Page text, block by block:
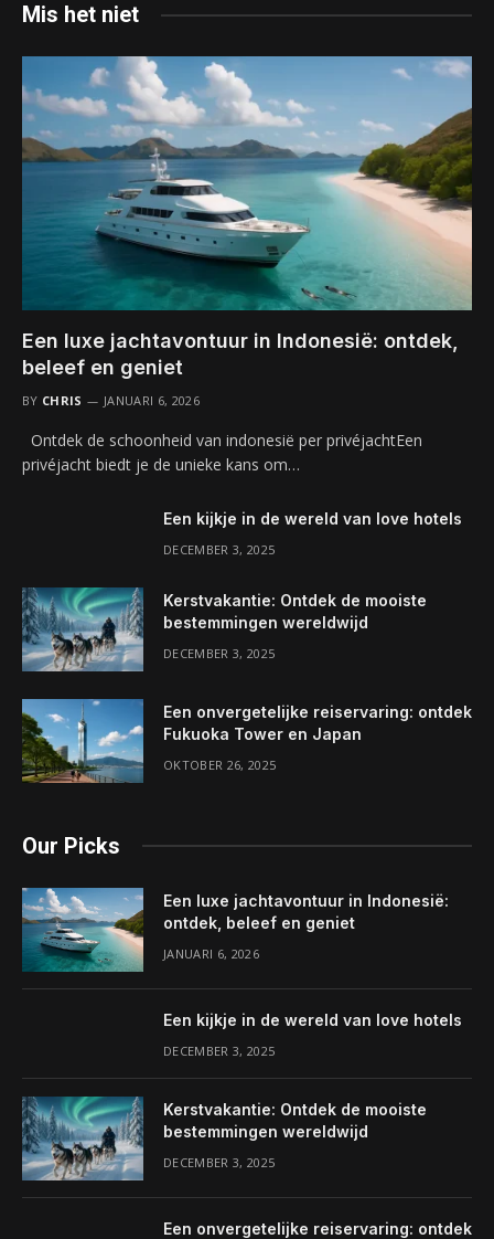
Mis het niet
Een luxe jachtavontuur in Indonesië: ontdek,
beleef en geniet
BY CHRIS JANUARI 6, 2026
Ontdek de schoonheid van indonesië per privéjachtEen
privéjacht biedt je de unieke kans om…
Een kijkje in de wereld van love hotels
DECEMBER 3, 2025
Kerstvakantie: Ontdek de mooiste
bestemmingen wereldwijd
DECEMBER 3, 2025
Een onvergetelijke reiservaring: ontdek
Fukuoka Tower en Japan
OKTOBER 26, 2025
Our Picks
Een luxe jachtavontuur in Indonesië:
ontdek, beleef en geniet
JANUARI 6, 2026
Een kijkje in de wereld van love hotels
DECEMBER 3, 2025
Kerstvakantie: Ontdek de mooiste
bestemmingen wereldwijd
DECEMBER 3, 2025
Een onvergetelijke reiservaring: ontdek